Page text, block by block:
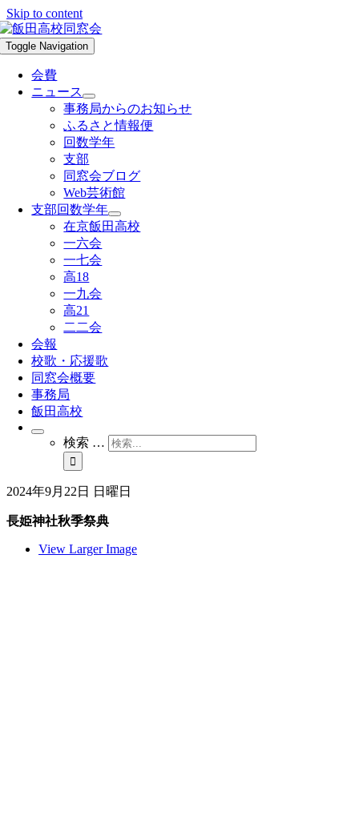
Skip to content
Toggle Navigation
会費
ニュース
事務局からのお知らせ
ふるさと情報便
回数学年
支部
同窓会ブログ
Web芸術館
支部回数学年
在京飯田高校
一六会
一七会
高18
一九会
高21
二二会
会報
校歌・応援歌
同窓会概要
事務局
飯田高校
検索 …
2024年9月22日 日曜日
長姫神社秋季祭典
View Larger Image